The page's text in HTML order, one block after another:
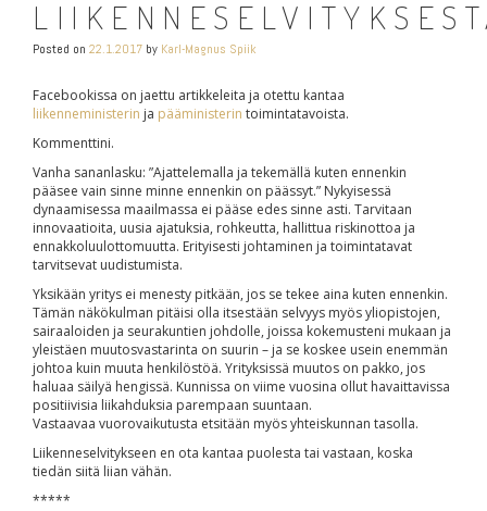
Posted on 22.1.2017 by Karl-Magnus Spiik
Facebookissa on jaettu artikkeleita ja otettu kantaa
liikenneministerin ja pääministerin toimintatavoista.
Kommenttini.
Vanha sananlasku: ”Ajattelemalla ja tekemällä kuten ennenkin
pääsee vain sinne minne ennenkin on päässyt.” Nykyisessä
dynaamisessa maailmassa ei pääse edes sinne asti. Tarvitaan
innovaatioita, uusia ajatuksia, rohkeutta, hallittua riskinottoa ja
ennakkoluulottomuutta. Erityisesti johtaminen ja toimintatavat
tarvitsevat uudistumista.
Yksikään yritys ei menesty pitkään, jos se tekee aina kuten ennenkin.
Tämän näkökulman pitäisi olla itsestään selvyys myös yliopistojen,
sairaaloiden ja seurakuntien johdolle, joissa kokemusteni mukaan ja
yleistäen muutosvastarinta on suurin – ja se koskee usein enemmän
johtoa kuin muuta henkilöstöä. Yrityksissä muutos on pakko, jos
haluaa säilyä hengissä. Kunnissa on viime vuosina ollut havaittavissa
positiivisia liikahduksia parempaan suuntaan.
Vastaavaa vuorovaikutusta etsitään myös yhteiskunnan tasolla.
Liikenneselvitykseen en ota kantaa puolesta tai vastaan, koska
tiedän siitä liian vähän.
*****